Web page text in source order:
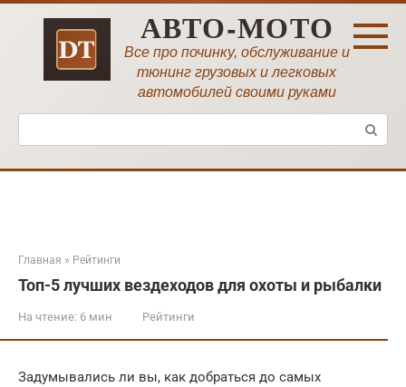
Перейти
АВТО-МОТО
Все про починку, обслуживание и
тюнинг грузовых и легковых
автомобилей своими руками
Поиск:
Главная » Рейтинги
Топ-5 лучших вездеходов для охоты и рыбалки
На чтение: 6 мин Рейтинги
Задумывались ли вы, как добраться до самых